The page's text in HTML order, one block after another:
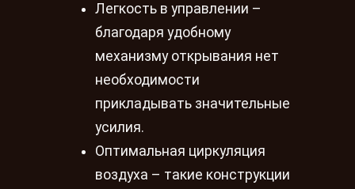
Легкость в управлении –
благодаря удобному
механизму открывания нет
необходимости
прикладывать значительные
усилия.
Оптимальная циркуляция
воздуха – такие конструкции